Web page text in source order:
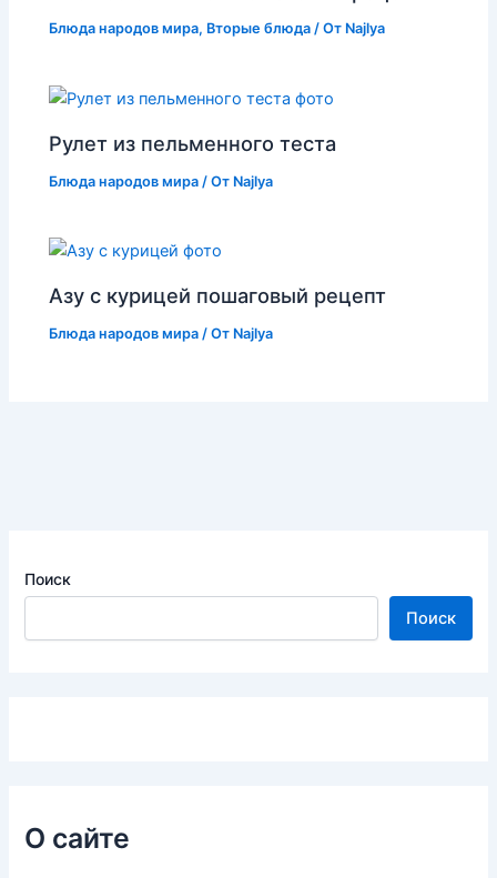
Блюда народов мира, Вторые блюда / От Najlya
Рулет из пельменного теста
Блюда народов мира / От Najlya
Азу с курицей пошаговый рецепт
Блюда народов мира / От Najlya
Поиск
Поиск
О сайте